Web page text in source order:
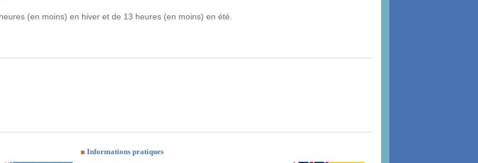
(en moins) en hiver et de 13 heures (en moins) en été.
Informations pratiques